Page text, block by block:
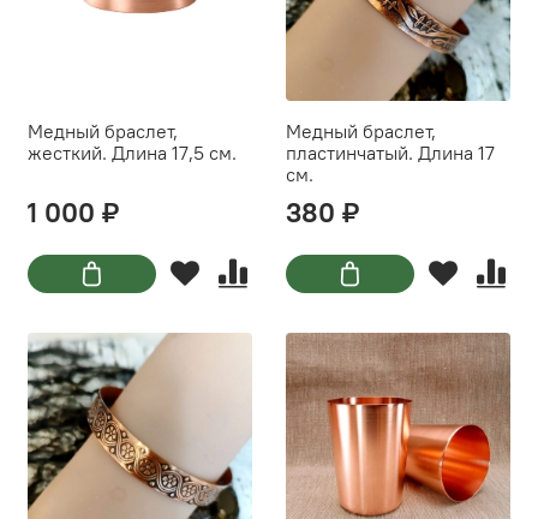
Медный браслет,
жесткий. Длина 17,5 см.
1 000 ₽
Медный браслет,
пластинчатый. Длина 17
см.
380 ₽